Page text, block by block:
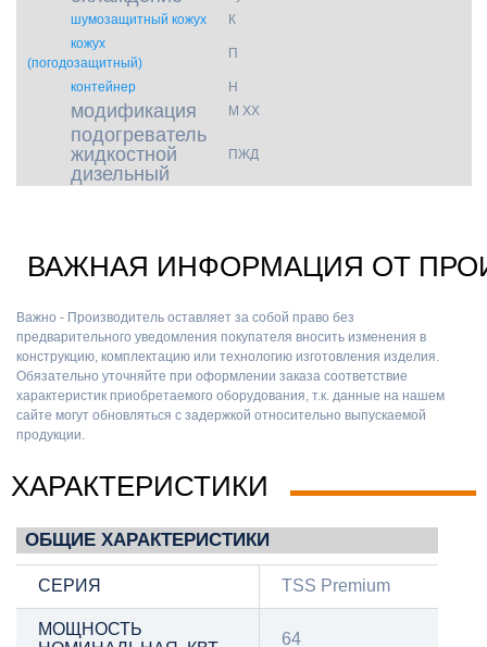
шумозащитный кожух
К
кожух
(погодозащитный)
П
контейнер Н
модификация М ХХ
подогреватель
жидкостной
дизельный
ПЖД
ВАЖНАЯ ИНФОРМАЦИЯ ОТ
Важно - Производитель оставляет за собой право без
предварительного уведомления покупателя вносить изменения в
конструкцию, комплектацию или технологию изготовления изделия.
Обязательно уточняйте при оформлении заказа соответствие
характеристик приобретаемого оборудования, т.к. данные на нашем
сайте могут обновляться с задержкой относительно выпускаемой
продукции.
ХАРАКТЕРИСТИКИ
ОБЩИЕ ХАРАКТЕРИСТИКИ
СЕРИЯ TSS Premium
МОЩНОСТЬ
64